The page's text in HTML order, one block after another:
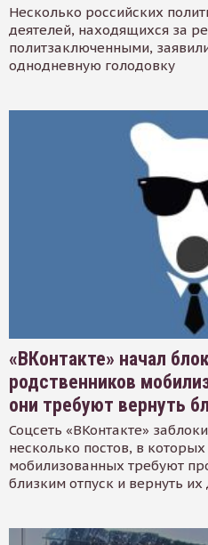
Несколько российских
деятелей, находящихся за
политзаключенными,
однодневную голодовку
«ВКонтакте» начал
родственников
они требуют вернуть
Соцсеть «ВКонтакте»
несколько постов, в
мобилизованных требуют
близким отпуск и вернуть